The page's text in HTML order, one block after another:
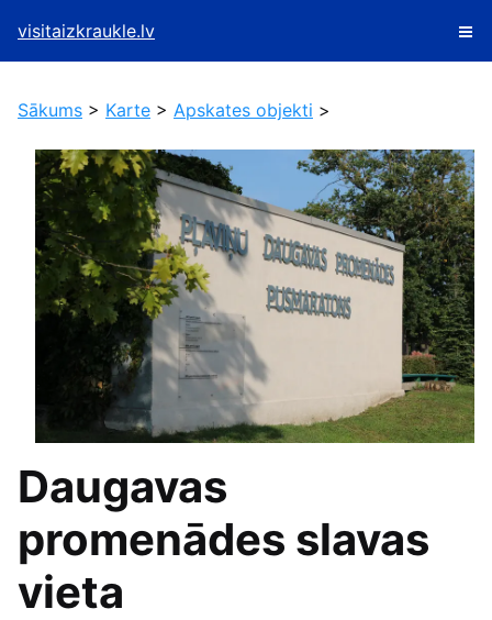
visitaizkraukle.lv
Sākums > Karte > Apskates objekti >
Daugavas
promenādes slavas
vieta